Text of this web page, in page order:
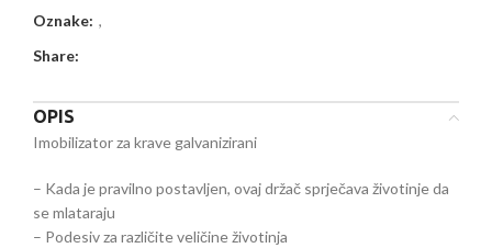
Oznake: ,
Share:
OPIS
Imobilizator za krave galvanizirani
– Kada je pravilno postavljen, ovaj držač sprječava životinje da
se mlataraju
– Podesiv za različite veličine životinja